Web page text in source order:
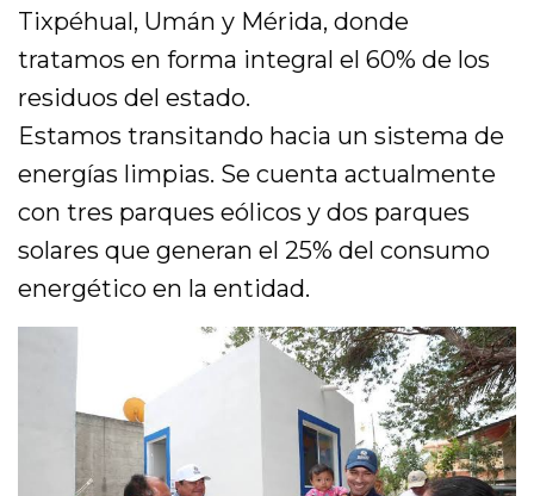
Tixpéhual, Umán y Mérida, donde
tratamos en forma integral el 60% de los
residuos del estado.
Estamos transitando hacia un sistema de
energías limpias. Se cuenta actualmente
con tres parques eólicos y dos parques
solares que generan el 25% del consumo
energético en la entidad.